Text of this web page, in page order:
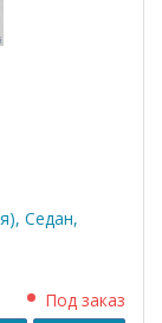
Седан,
Под заказ